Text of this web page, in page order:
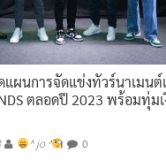
ผนการจัดแข่งทัวร์นาเมนต์
ตลอดปี 2023 พร้อมทุ่ม
^ jo ^ 0